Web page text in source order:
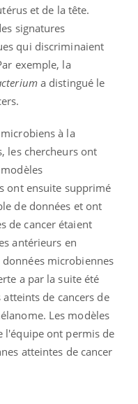
et de la tête.
signatures
qui discriminaient
exemple, la
a distingué le
à la
les chercheurs ont
ont ensuite supprimé
de données et ont
de cancer étaient
antérieurs en
microbiennes
a par la suite été
de cancers de
Les modèles
l'équipe ont permis de
atteintes de cancer